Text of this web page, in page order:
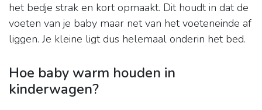
het bedje strak en kort opmaakt. Dit houdt in dat de
voeten van je baby maar net van het voeteneinde af
liggen. Je kleine ligt dus helemaal onderin het bed.
Hoe baby warm houden in
kinderwagen?